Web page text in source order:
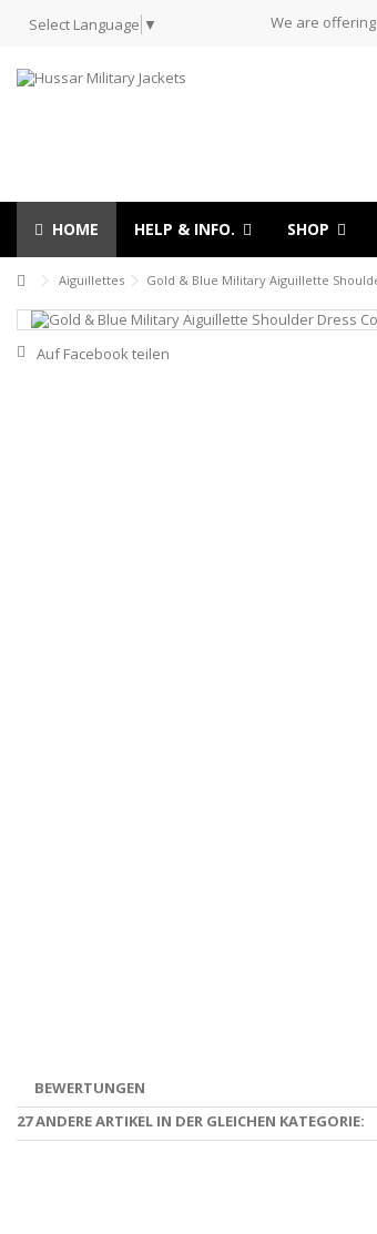
Select Language ▼ We are
HOME HELP & INFO. SHOP
Aiguillettes
Gold & Blue Military Aiguillette
Auf Facebook teilen
BEWERTUNGEN
27 ANDERE ARTIKEL IN DER GLEICHEN KATEGORIE: